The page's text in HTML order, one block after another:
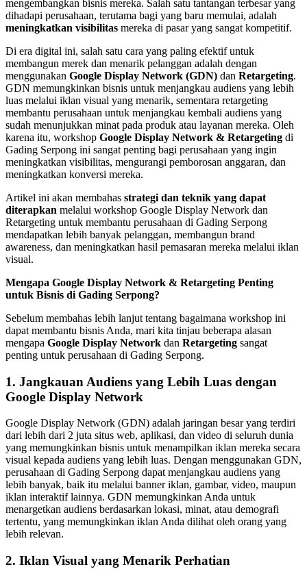
mengembangkan bisnis mereka. Salah satu tantangan terbesar yang
dihadapi perusahaan, terutama bagi yang baru memulai, adalah
meningkatkan visibilitas mereka di pasar yang sangat kompetitif.
Di era digital ini, salah satu cara yang paling efektif untuk
membangun merek dan menarik pelanggan adalah dengan
menggunakan Google Display Network (GDN) dan Retargeting.
GDN memungkinkan bisnis untuk menjangkau audiens yang lebih
luas melalui iklan visual yang menarik, sementara retargeting
membantu perusahaan untuk menjangkau kembali audiens yang
sudah menunjukkan minat pada produk atau layanan mereka. Oleh
karena itu, workshop Google Display Network & Retargeting di
Gading Serpong ini sangat penting bagi perusahaan yang ingin
meningkatkan visibilitas, mengurangi pemborosan anggaran, dan
meningkatkan konversi mereka.
Artikel ini akan membahas strategi dan teknik yang dapat
diterapkan melalui workshop Google Display Network dan
Retargeting untuk membantu perusahaan di Gading Serpong
mendapatkan lebih banyak pelanggan, membangun brand
awareness, dan meningkatkan hasil pemasaran mereka melalui iklan
visual.
Mengapa Google Display Network & Retargeting Penting
untuk Bisnis di Gading Serpong?
Sebelum membahas lebih lanjut tentang bagaimana workshop ini
dapat membantu bisnis Anda, mari kita tinjau beberapa alasan
mengapa Google Display Network dan Retargeting sangat
penting untuk perusahaan di Gading Serpong.
1. Jangkauan Audiens yang Lebih Luas dengan
Google Display Network
Google Display Network (GDN) adalah jaringan besar yang terdiri
dari lebih dari 2 juta situs web, aplikasi, dan video di seluruh dunia
yang memungkinkan bisnis untuk menampilkan iklan mereka secara
visual kepada audiens yang lebih luas. Dengan menggunakan GDN,
perusahaan di Gading Serpong dapat menjangkau audiens yang
lebih banyak, baik itu melalui banner iklan, gambar, video, maupun
iklan interaktif lainnya. GDN memungkinkan Anda untuk
menargetkan audiens berdasarkan lokasi, minat, atau demografi
tertentu, yang memungkinkan iklan Anda dilihat oleh orang yang
lebih relevan.
2. Iklan Visual yang Menarik Perhatian